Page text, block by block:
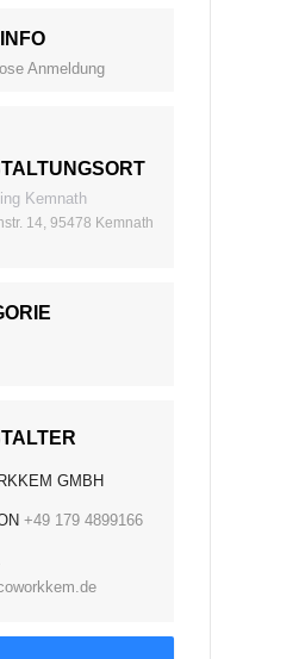
Anmeldung
Kemnath
14, 95478 Kemnath
GMBH
+49 179 4899166